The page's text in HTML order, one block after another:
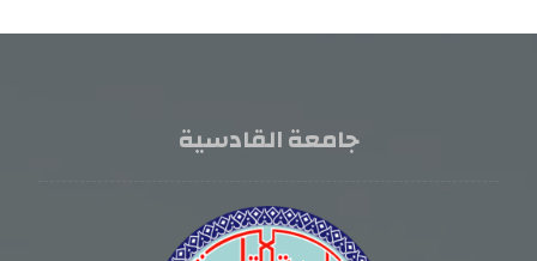
جامعة القادسية